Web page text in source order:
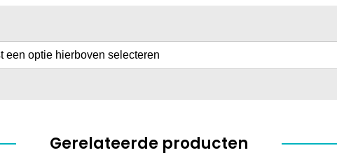
een optie hierboven selecteren
Gerelateerde producten